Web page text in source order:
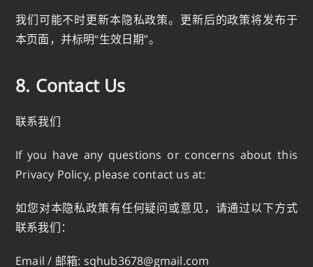
我们可能不时更新本隐私政策。更新后的政策将发布于
本页面，并标明“生效日期”。
8. Contact Us
联系我们
If you have any questions or concerns about this
Privacy Policy, please contact us at:
如您对本隐私政策有任何疑问或意见，请通过以下方式
联系我们：
Email / 邮箱: sqhub3678@gmail.com